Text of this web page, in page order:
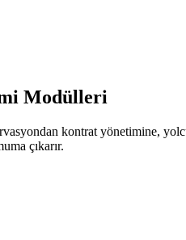
Modülleri
kontrat yönetimine,
çıkarır.